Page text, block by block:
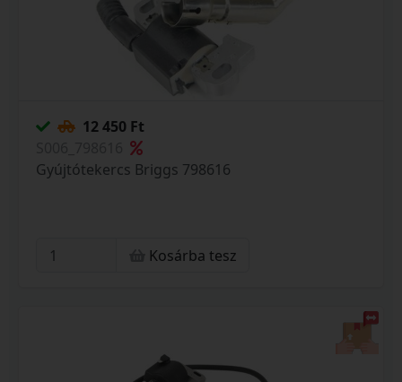
12 450 Ft
Gyújtótekercs Briggs 798616
Kosárba tesz